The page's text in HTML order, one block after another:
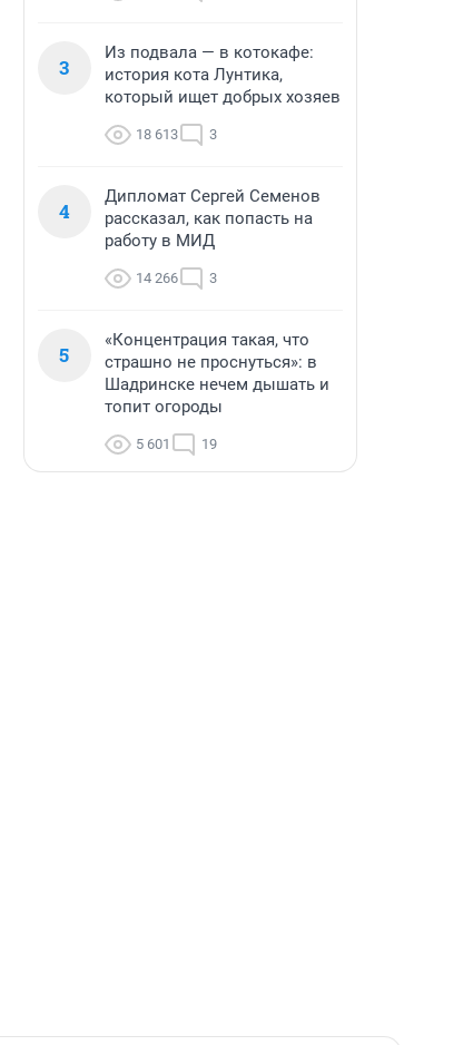
3
Из подвала — в котокафе:
история кота Лунтика,
который ищет добрых хозяев
18 613 3
4
Дипломат Сергей Семенов
рассказал, как попасть на
работу в МИД
14 266 3
5
«Концентрация такая, что
страшно не проснуться»: в
Шадринске нечем дышать и
топит огороды
5 601 19